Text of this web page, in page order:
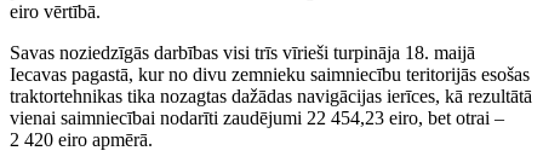
eiro vērtībā.
Savas noziedzīgās darbības visi trīs vīrieši turpināja 18. maijā
Iecavas pagastā, kur no divu zemnieku saimniecību teritorijās esošas
traktortehnikas tika nozagtas dažādas navigācijas ierīces, kā rezultātā
vienai saimniecībai nodarīti zaudējumi 22 454,23 eiro, bet otrai –
2 420 eiro apmērā.